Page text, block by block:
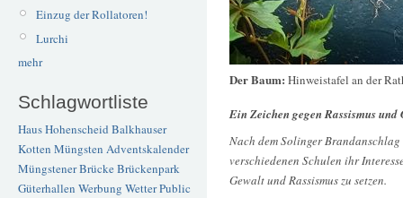
Einzug der Rollatoren!
Lurchi
mehr
Schlagwortliste
Haus Hohenscheid Balkhauser
Kotten Müngsten Adventskalender
Müngstener BrückeBrückenpark
Güterhallen Werbung WetterPublic
Der Baum: Hinweistafel an der
Ein Zeichen gegen Rassismus und
Nach dem Solinger
verschiedenen Schulen ihr
Gewalt und Rassismus zu setzen.